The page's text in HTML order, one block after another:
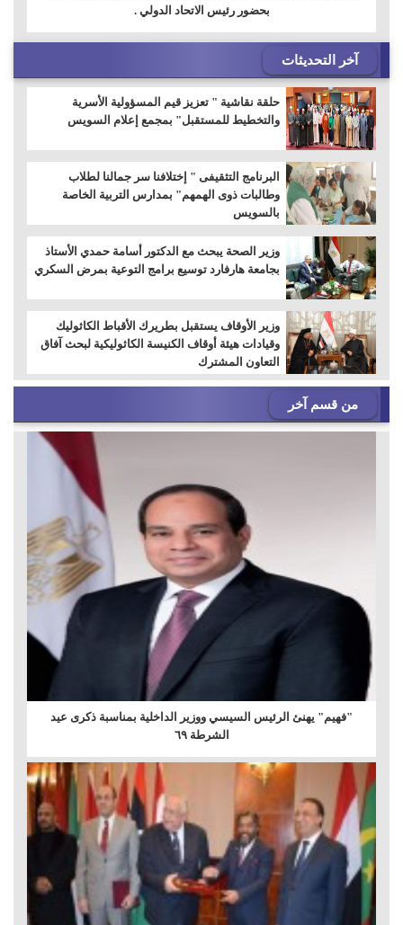
بحضور رئيس الاتحاد الدولي .
آخر التحديثات
حلقة نقاشية " تعزيز قيم المسؤولية الأسرية
والتخطيط للمستقبل" بمجمع إعلام السويس
البرنامج التثقيفى " إختلافنا سر جمالنا لطلاب
وطالبات ذوى الهمهم" بمدارس التربية الخاصة
بالسويس
وزير الصحة يبحث مع الدكتور أسامة حمدي الأستاذ
بجامعة هارفارد توسيع برامج التوعية بمرض السكري
وزير الأوقاف يستقبل بطريرك الأقباط الكاثوليك
وقيادات هيئة أوقاف الكنيسة الكاثوليكية لبحث آفاق
التعاون المشترك
من قسم آخر
"فهيم" يهنئ الرئيس السيسي ووزير الداخلية بمناسبة ذكرى عيد
الشرطة ٦٩